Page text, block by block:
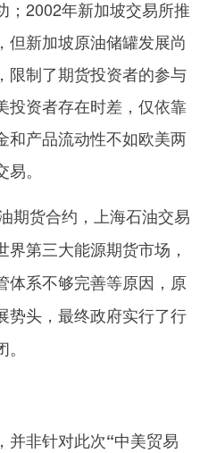
；2002年新加坡交易所推
但新加坡原油储罐发展尚
限制了期货投资者的参与
投资者存在时差，仅依靠
和产品流动性不如欧美两
。
期货合约，上海石油交易
第三大能源期货市场，
体系不够完善等原因，原
势头，最终政府实行了行
并非针对此次“中美贸易